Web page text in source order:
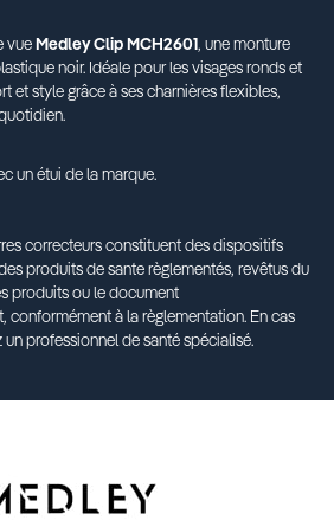
vue Medley Clip MCH2601, une monture
noir. Idéale pour les visages ronds et
et style grâce à ses charnières flexibles,
un étui de la marque.
correcteurs constituent des dispositifs
produits de sante règlementés, revêtus du
produits ou le document
conformément à la règlementation. En cas
professionnel de santé spécialisé.